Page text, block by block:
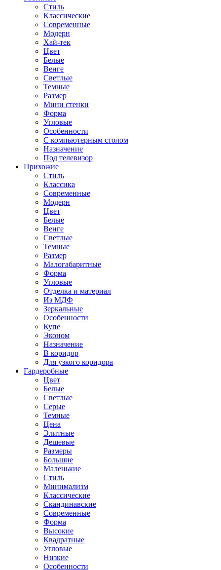
Стиль
Классические
Современные
Модерн
Хай-тек
Цвет
Белые
Венге
Светлые
Темные
Размер
Мини стенки
Форма
Угловые
Особенности
С компьютерным столом
Назначение
Под телевизор
Прихожие
Стиль
Классика
Современные
Модерн
Цвет
Белые
Венге
Светлые
Темные
Размер
Малогабаритные
Форма
Угловые
Отделка и материал
Из МДФ
Зеркальные
Особенности
Купе
Эконом
Назначение
В коридор
Для узкого коридора
Гардеробные
Цвет
Белые
Светлые
Серые
Темные
Цена
Элитные
Дешевые
Размеры
Большие
Маленькие
Стиль
Минимализм
Классические
Скандинавские
Современные
Форма
Высокие
Квадратные
Угловые
Низкие
Особенности